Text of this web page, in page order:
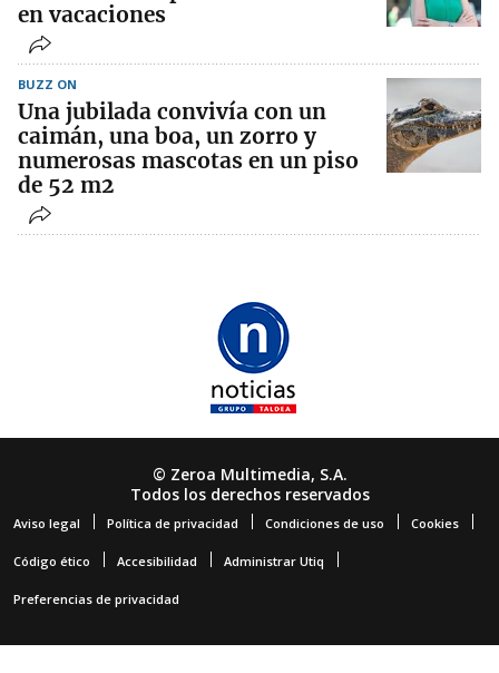
en vacaciones
BUZZ ON
Una jubilada convivía con un
caimán, una boa, un zorro y
numerosas mascotas en un piso
de 52 m2
© Zeroa Multimedia, S.A.
Todos los derechos reservados
Aviso legal Política de privacidad Condiciones de uso Cookies
Código ético Accesibilidad Administrar Utiq
Preferencias de privacidad